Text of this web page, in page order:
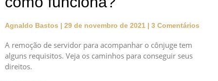
Agnaldo Bastos 29 de novembro de 2021 3 Comentários
A remoção de servidor para acompanhar o cônjuge tem
alguns requisitos. Veja os caminhos para conseguir seus
direitos.